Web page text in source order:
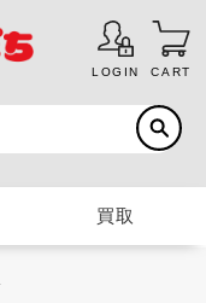
LOGIN CART
買取